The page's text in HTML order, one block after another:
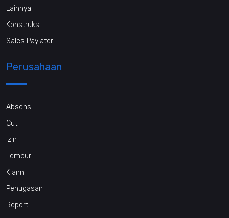
Lainnya
Konstruksi
Sales Paylater
Perusahaan
Absensi
Cuti
Izin
Lembur
Klaim
Penugasan
Report